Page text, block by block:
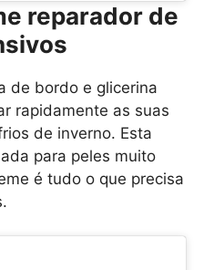
reparador de
de bordo e glicerina
rapidamente as suas
de inverno. Esta
para peles muito
é tudo o que precisa